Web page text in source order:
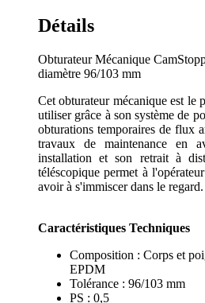
Détails
Obturateur Mécanique
diamètre 96/103 mm
Cet obturateur mécanique est le
utiliser grâce à son système de
obturations temporaires de flux
travaux de maintenance en
installation et son retrait à
téléscopique permet à
avoir à s'immiscer dans le regard.
Caractéristiques Techniques
Composition : Corps et
EPDM
Tolérance : 96/103 mm
PS : 0,5